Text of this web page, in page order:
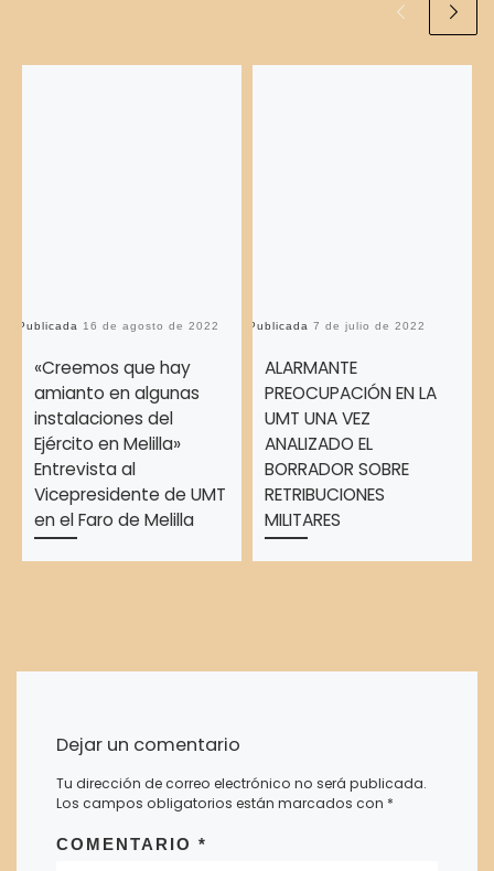
Publicada 16 de agosto de 2022
«Creemos que hay
amianto en algunas
instalaciones del
Ejército en Melilla»
Entrevista al
Vicepresidente de UMT
en el Faro de Melilla
Publicada7 de julio de 2022
ALARMANTE
PREOCUPACIÓN EN LA
UMT UNA VEZ
ANALIZADO EL
BORRADOR SOBRE
RETRIBUCIONES
MILITARES
Dejar un comentario
Tu dirección de correo electrónico no será publicada.
Los campos obligatorios están marcados con *
COMENTARIO*